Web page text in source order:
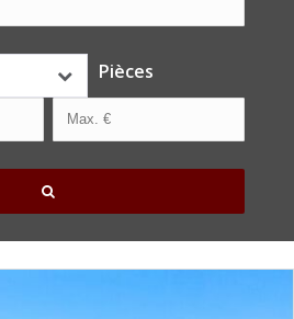
ALERTE EMAIL
Pièces